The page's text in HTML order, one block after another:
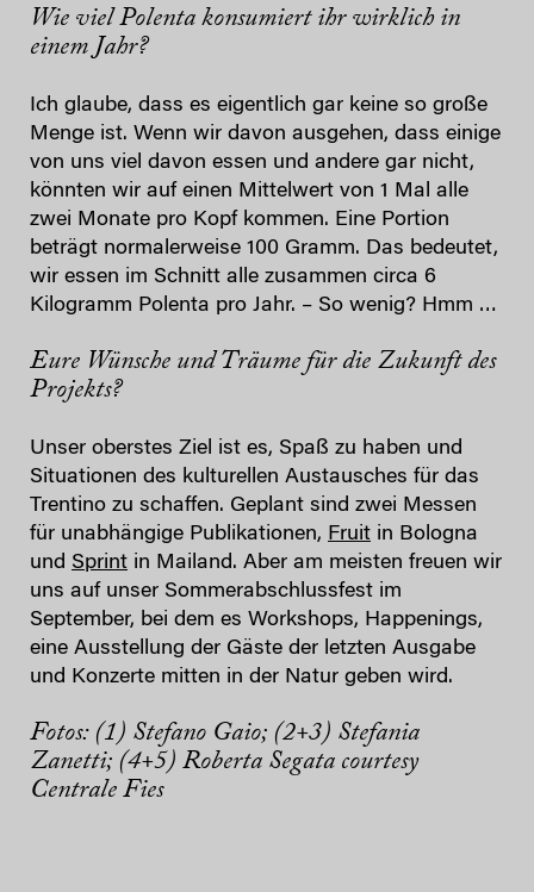
Wie viel Polenta konsumiert ihr wirklich in
einem Jahr?
Ich glaube, dass es eigentlich gar keine so große
Menge ist. Wenn wir davon ausgehen, dass einige
von uns viel davon essen und andere gar nicht,
könnten wir auf einen Mittelwert von 1 Mal alle
zwei Monate pro Kopf kommen. Eine Portion
beträgt normalerweise 100 Gramm. Das bedeutet,
wir essen im Schnitt alle zusammen circa 6
Kilogramm Polenta pro Jahr. – So wenig? Hmm …
Eure Wünsche und Träume für die Zukunft des
Projekts?
Unser oberstes Ziel ist es, Spaß zu haben und
Situationen des kulturellen Austausches für das
Trentino zu schaffen. Geplant sind zwei Messen
für unabhängige Publikationen, Fruit in Bologna
und Sprint in Mailand. Aber am meisten freuen wir
uns auf unser Sommerabschlussfest im
September, bei dem es Workshops, Happenings,
eine Ausstellung der Gäste der letzten Ausgabe
und Konzerte mitten in der Natur geben wird.
Fotos: (1) Stefano Gaio; (2+3) Stefania
Zanetti; (4+5) Roberta Segata courtesy
Centrale Fies